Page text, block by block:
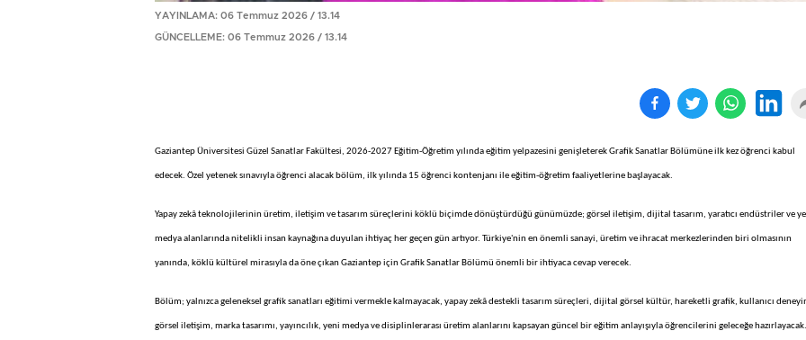
YAYINLAMA: 06 Temmuz 2026 / 13.14
GÜNCELLEME: 06 Temmuz 2026 / 13.14
Gaziantep Üniversitesi Güzel Sanatlar Fakültesi, 2026-2027 Eğitim-Öğretim yılında eğitim yelpazesini genişleterek Grafik Sanatlar Bölümüne ilk kez öğrenci kabul
edecek. Özel yetenek sınavıyla öğrenci alacak bölüm, ilk yılında 15 öğrenci kontenjanı ile eğitim-öğretim faaliyetlerine başlayacak.
Yapay zekâ teknolojilerinin üretim, iletişim ve tasarım süreçlerini köklü biçimde dönüştürdüğü günümüzde; görsel iletişim, dijital tasarım, yaratıcı endüstriler ve
medya alanlarında nitelikli insan kaynağına duyulan ihtiyaç her geçen gün artıyor. Türkiye'nin en önemli sanayi, üretim ve ihracat merkezlerinden biri olmasının
yanında, köklü kültürel mirasıyla da öne çıkan Gaziantep için Grafik Sanatlar Bölümü önemli bir ihtiyaca cevap verecek.
Bölüm; yalnızca geleneksel grafik sanatları eğitimi vermekle kalmayacak, yapay zekâ destekli tasarım süreçleri, dijital görsel kültür, hareketli grafik, kullanıcı
görsel iletişim, marka tasarımı, yayıncılık, yeni medya ve disiplinlerarası üretim alanlarını kapsayan güncel bir eğitim anlayışıyla öğrencilerini geleceğe hazırlayacak.